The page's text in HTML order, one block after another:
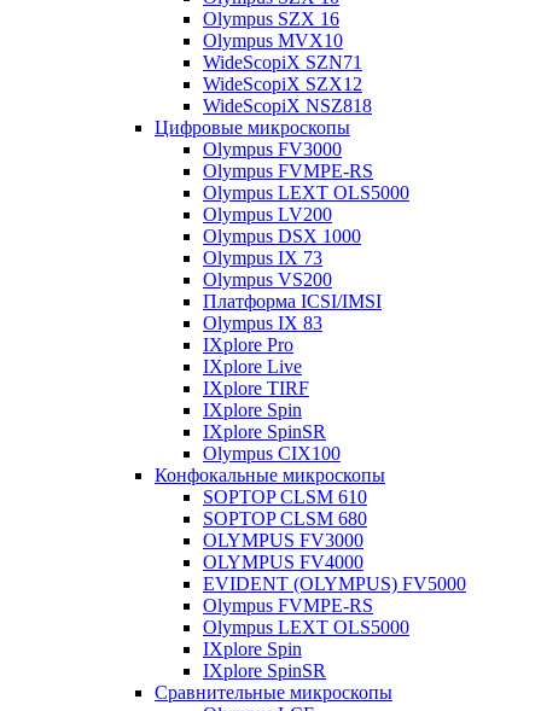
Olympus SZX 16
Olympus MVX10
WideScopiX SZN71
WideScopiX SZX12
WideScopiX NSZ818
Цифровые микроскопы
Olympus FV3000
Olympus FVMPE-RS
Olympus LEXT OLS5000
Olympus LV200
Olympus DSX 1000
Olympus IX 73
Olympus VS200
Платформа ICSI/IMSI
Olympus IX 83
IXplore Pro
IXplore Live
IXplore TIRF
IXplore Spin
IXplore SpinSR
Olympus CIX100
Конфокальные микроскопы
SOPTOP CLSM 610
SOPTOP CLSM 680
OLYMPUS FV3000
OLYMPUS FV4000
EVIDENT (OLYMPUS) FV5000
Olympus FVMPE-RS
Olympus LEXT OLS5000
IXplore Spin
IXplore SpinSR
Сравнительные микроскопы